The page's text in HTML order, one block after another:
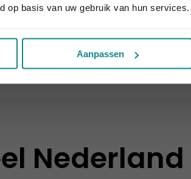
op basis van uw gebruik van hun services.
Aanpassen
€ 279
Prijs
Nederland